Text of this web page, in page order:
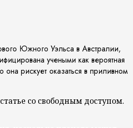
Южного Уэльса в Австралии,
учеными как вероятная
рискует оказаться в приливном
со свободным доступом.